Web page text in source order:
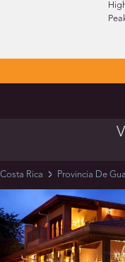
Costa Rica Provincia De